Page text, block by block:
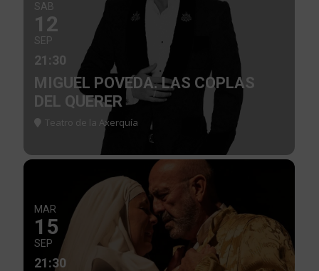
SAB
12
SEP
21:30
MIGUEL POVEDA. LAS COPLAS
DEL QUERER
Teatro de la Axerquía
MAR
15
SEP
21:30